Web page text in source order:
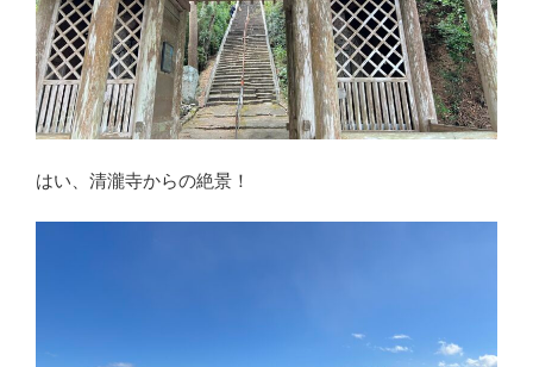
はい、清瀧寺からの絶景！